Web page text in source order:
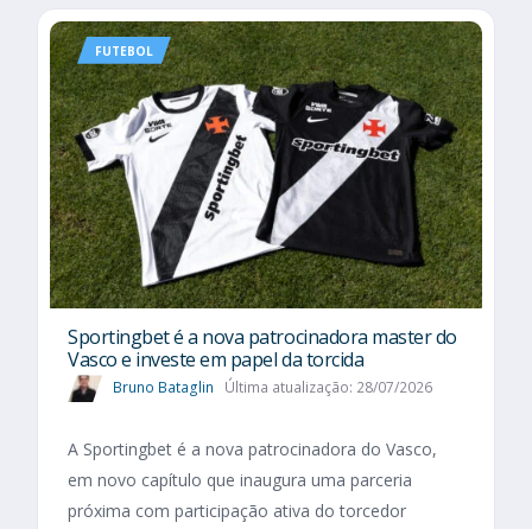
FUTEBOL
Sportingbet é a nova patrocinadora master do
Vasco e investe em papel da torcida
Bruno Bataglin Última atualização: 28/07/2026
A Sportingbet é a nova patrocinadora do Vasco,
em novo capítulo que inaugura uma parceria
próxima com participação ativa do torcedor